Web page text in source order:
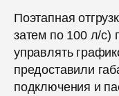
Поэтапная
затем по 100 л/с)
управлять
предоставили
подключения и